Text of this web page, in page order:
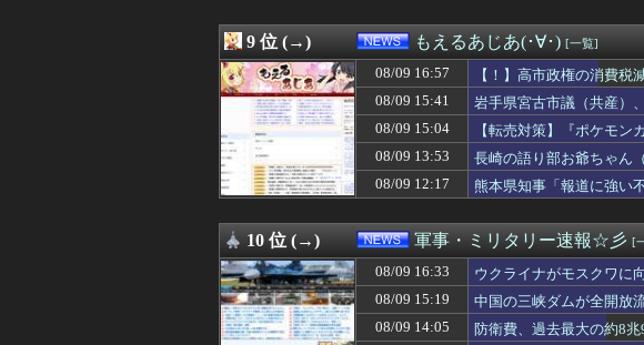
08/09 13:29
中国、三峡ダムが全開放流。長江流域
08/09 13:15
豊かになるとスポーツにすがる必要
08/09 13:12
【悲報】1日30分睡眠のプロ、『大爆発
08/09 13:10
【速報】熊本県知事「報道に強い不満
08/09 13:09
「これを肯定的に書くとか頭がどうか
08/09 13:03
痩せたい奴はブラックコーヒー飲めｗ
08/09 13:00
【画像あり】吉野家のステーキ定食、
08/09 13:00
佐藤二朗さん主演の「踊る大捜査線」
08/09 13:00
【熊本地震】避難者の食生活、改善急
08/09 12:55
高速道に子豚の落とし物 養豚品種が
08/09 12:51
イラン最高指導者のモジタバ師が危篤
08/09 12:51
元カレ4年ひきずってる。
08/09 12:49
会社のカメラ部で「商品を手に持って
08/09 12:42
パヨク集団「人殺しの汚い足で広島の
08/09 12:40
【速報】バスローブ姿の秋田県幹部職
9 位 (→) もえるあじあ(･∀･) [一覧]
08/09 16:57
【！】高市政権の消費
08/09 15:41
岩手県宮古市議（共産）
08/09 15:04
【転売対策】『ポケモ
証、公式大会にも「効果
08/09 13:53
長崎の語り部お爺ちゃん
も中学生に「核を持たな
08/09 12:17 熊本県知事「報道に強い
10 位 (→) 軍事・ミリタリー速報☆彡 [
08/09 16:33
ウクライナがモスクワに
08/09 15:19
中国の三峡ダムが全開放
08/09 14:05
防衛費、過去最大の約8